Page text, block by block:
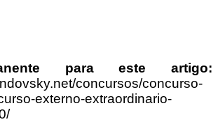
para este artigo:
concursos/concurso-
externo-extraordinario-